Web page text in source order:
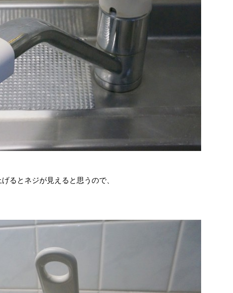
るとネジが見えると思うので、